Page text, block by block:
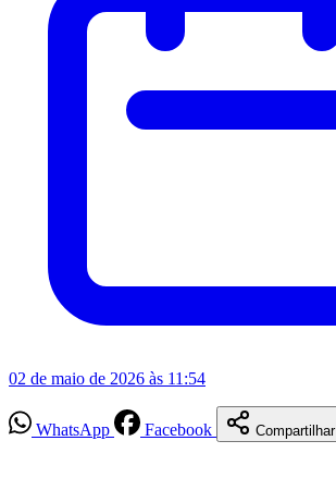
02 de maio de 2026 às 11:54
WhatsApp Facebook Compartilhar